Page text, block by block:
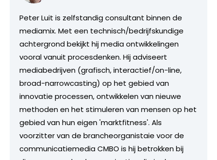
Peter Luit is zelfstandig consultant binnen de
mediamix. Met een technisch/bedrijfskundige
achtergrond bekijkt hij media ontwikkelingen
vooral vanuit procesdenken. Hij adviseert
mediabedrijven (grafisch, interactief/on-line,
broad-narrowcasting) op het gebied van
innovatie processen, ontwikkelen van nieuwe
methoden en het stimuleren van mensen op het
gebied van hun eigen 'marktfitness'. Als
voorzitter van de brancheorganistaie voor de
communicatiemedia CMBO is hij betrokken bij